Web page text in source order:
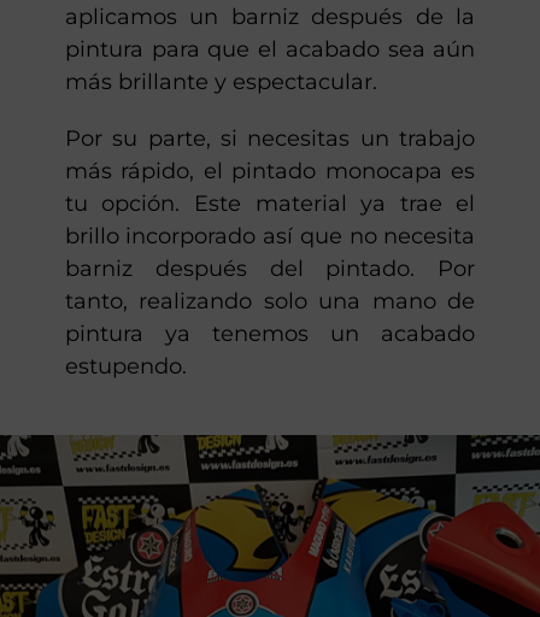
aplicamos un barniz después de la
pintura para que el acabado sea aún
más brillante y espectacular.
Por su parte, si necesitas un trabajo
más rápido, el pintado monocapa es
tu opción. Este material ya trae el
brillo incorporado así que no necesita
barniz después del pintado. Por
tanto, realizando solo una mano de
pintura ya tenemos un acabado
estupendo.